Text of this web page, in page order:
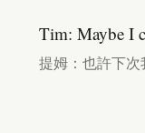
Tim: Maybe I
提姆：也許下次